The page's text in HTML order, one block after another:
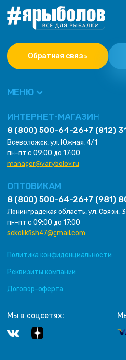
Обратная связь
МЕНЮ
ИНТЕРНЕТ-МАГАЗИН
8 (800) 500-64-26+7 (812)
Всеволожск, ул. Южная, 4/1
пн-пт с 09:00 до 17:00
manager@yarybolov.ru
ОПТОВИКАМ
8 (800) 500-64-26+7 (981)
Ленинградская область, ул. Связи, 3
пн-пт с 09:00 до 17:00
sokolikfish47@gmail.com
Политика конфиденциальности
Реквизиты компании
Договор-оферта
Мы в соцсетях: